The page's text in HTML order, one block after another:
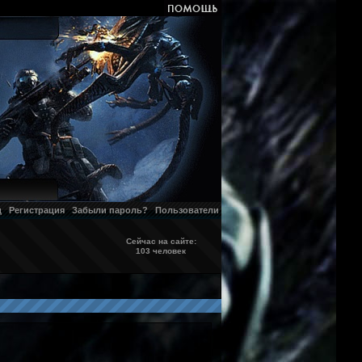
Регистрация Забыли пароль? Пользователи
Сейчас на сайте:
103 человек